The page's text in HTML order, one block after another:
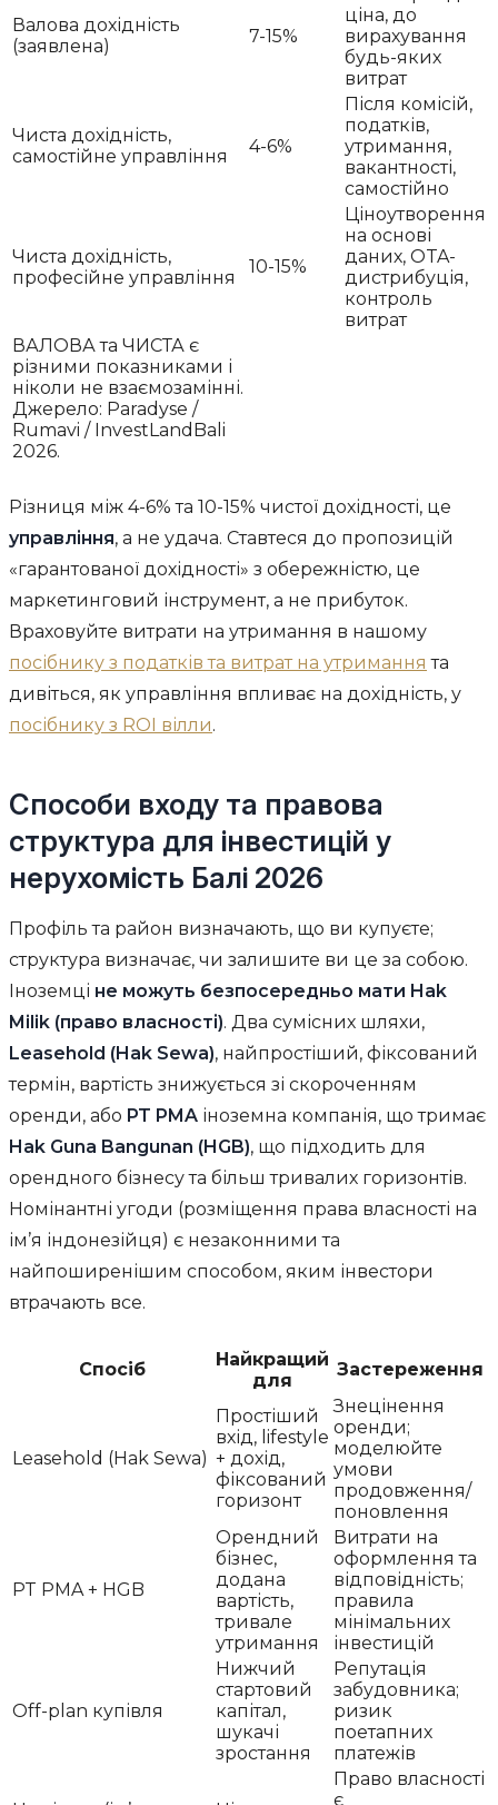
Валова дохідність
(заявлена)
7-15%
ціна, до
вирахування
будь-яких
витрат
Чиста дохідність,
самостійне управління
4-6%
Після комісій,
податків,
утримання,
вакантності,
самостійно
Чиста дохідність,
професійне управління
10-15%
Ціноутворення
на основі
даних, OTA-
дистрибуція,
контроль
витрат
ВАЛОВА та ЧИСТА є
різними показниками і
ніколи не взаємозамінні.
Джерело: Paradyse /
Rumavi / InvestLandBali
2026.
Різниця між 4-6% та 10-15% чистої дохідності, це
управління, а не удача. Ставтеся до пропозицій
«гарантованої дохідності» з обережністю, це
маркетинговий інструмент, а не прибуток.
Враховуйте витрати на утримання в нашому
посібнику з податків та витрат на утримання та
дивіться, як управління впливає на дохідність, у
посібнику з ROI вілли.
Способи входу та правова
структура для інвестицій у
нерухомість Балі 2026
Профіль та район визначають, що ви купуєте;
структура визначає, чи залишите ви це за собою.
Іноземці не можуть безпосередньо мати Hak
Milik (право власності). Два сумісних шляхи,
Leasehold (Hak Sewa), найпростіший, фіксований
термін, вартість знижується зі скороченням
оренди, або PT PMA іноземна компанія, що тримає
Hak Guna Bangunan (HGB), що підходить для
орендного бізнесу та більш тривалих горизонтів.
Номінантні угоди (розміщення права власності на
ім’я індонезійця) є незаконними та
найпоширенішим способом, яким інвестори
втрачають все.
Спосіб
Найкращий
для
Застереження
Leasehold (Hak Sewa)
Простіший
вхід, lifestyle
+ дохід,
фіксований
горизонт
Знецінення
оренди;
моделюйте
умови
продовження/
поновлення
PT PMA + HGB
Орендний
бізнес,
додана
вартість,
тривале
утримання
Витрати на
оформлення та
відповідність;
правила
мінімальних
інвестицій
Off-plan купівля
Нижчий
стартовий
капітал,
шукачі
зростання
Репутація
забудовника;
ризик
поетапних
платежів
Право власності
є